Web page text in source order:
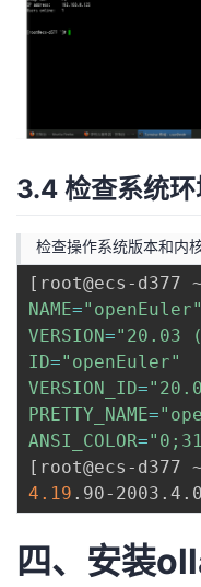
3.4 检查系统
检查操作系统版本和内
[ root@ecs-d377 ~
NAME="openEuler"
VERSION="20.03
ID="openEuler"
VERSION_ID=
PRETTY_NAME=
ANSI_COLOR=
[ root@ecs-d377 ~
4.19
四、安装